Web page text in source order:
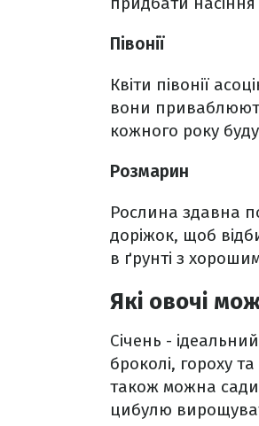
Півонії
Квіти півонії
вони приваблюють
кожного року
Розмарин
Рослина здавна
доріжок, щоб
в ґрунті з
Які овочі
Січень -
броколі, гороху
також можна
цибулю